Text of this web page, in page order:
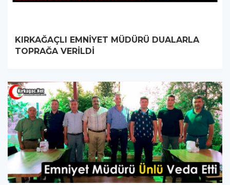
KIRKAĞAÇLI EMNİYET MÜDÜRÜ DUALARLA
TOPRAĞA VERİLDİ